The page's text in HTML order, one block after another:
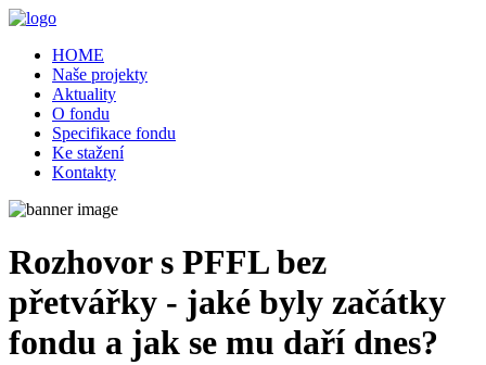
HOME
Naše projekty
Aktuality
O fondu
Specifikace fondu
Ke stažení
Kontakty
Rozhovor s PFFL bez
přetvářky - jaké byly začátky
fondu a jak se mu daří dnes?